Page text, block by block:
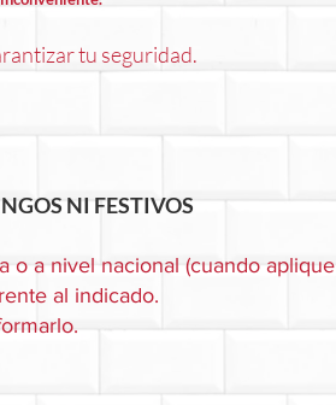
tu seguridad.
NI FESTIVOS
o a nivel nacional (cuando aplique
al indicado.